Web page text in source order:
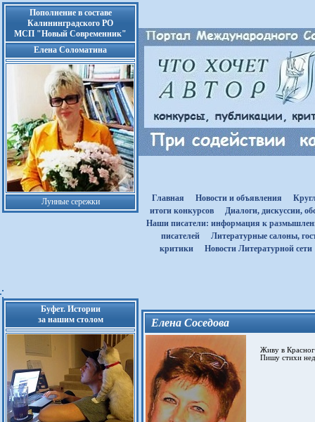
Пополнение в составе
Калининградского РО
МСП "Новый Современник"
Елена Соломатина
Лунные сережки Главная Новости и объявления
итоги конкурсов
Диалоги, дискуссии,
Наши писатели: информация к
писателей
Литературные салоны,
критики
Новости Литературной сети
Буфет. Истории
за нашим столом
Елена Соседова
Живу в
Пишу стихи